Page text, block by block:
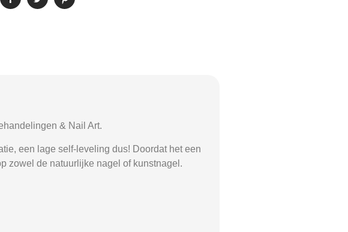
& Nail Art.
een lage self-leveling dus! Doordat het een
zowel de natuurlijke nagel of kunstnagel.